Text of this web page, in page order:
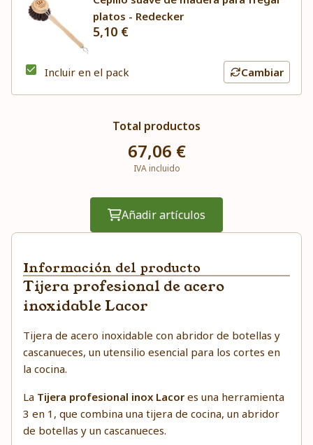
platos - Redecker
5,10 €
Incluir en el pack Cambiar
Total productos
67,06 €
IVA incluido
Añadir artículos
Información del producto
Tijera profesional de acero
inoxidable Lacor
Tijera de acero inoxidable con abridor de botellas y
cascanueces, un utensilio esencial para los cortes en
la cocina.
La Tijera profesional inox Lacores una herramienta
3 en 1, que combina una tijera de cocina, un abridor
de botellas y un cascanueces.